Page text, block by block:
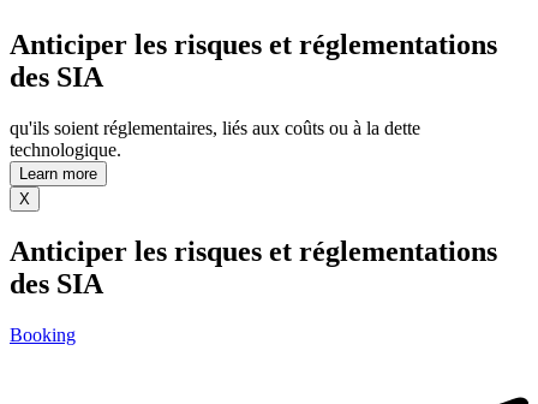
Anticiper les risques et réglementations
des SIA
qu'ils soient réglementaires, liés aux coûts ou à la dette
technologique.
Learn more
X
Anticiper les risques et réglementations
des SIA
Booking